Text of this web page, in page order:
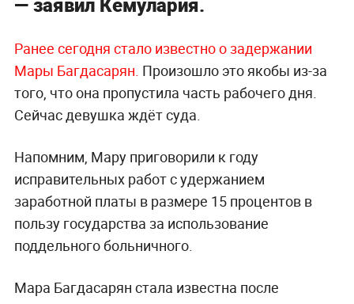
Ранее сегодня стало известно о задержании
Мары Багдасарян. Произошло это якобы из-за
того, что она пропустила часть рабочего дня.
Сейчас девушка ждёт суда.
Напомним, Мару приговорили к году
исправительных работ с удержанием
заработной платы в размере 15 процентов в
пользу государства за использование
поддельного больничного.
Мара Багдасарян стала известна после